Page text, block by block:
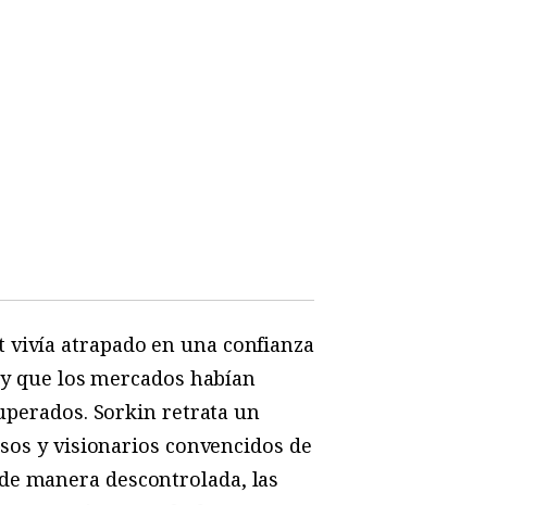
vivía atrapado en una confianza
que los mercados habían
Sorkin retrata un
y visionarios convencidos de
manera descontrolada, las